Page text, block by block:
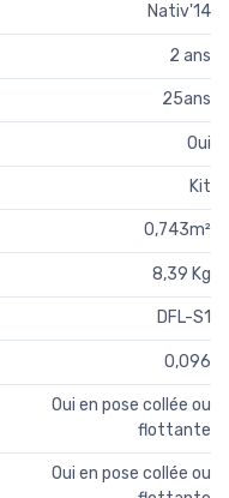
Nativ'14
2 ans
25ans
Oui
Kit
0,743m²
8,39 Kg
DFL-S1
0,096
Oui en pose collée ou
flottante
Oui en pose collée ou